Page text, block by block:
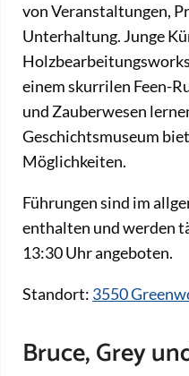
von Veranstaltungen,
Unterhaltung. Junge
einem skurrilen Feen-
und Zauberwesen
Geschichtsmuseum
Möglichkeiten.
Führungen sind im
enthalten und werden
13:30 Uhr angeboten.
Standort: 3550
Bruce, Grey